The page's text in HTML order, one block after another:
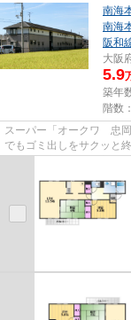
南海
南海
阪和
大阪
5.9
築年
階数
スーパー「オークワ 忠
でもゴミ出しをサクッと